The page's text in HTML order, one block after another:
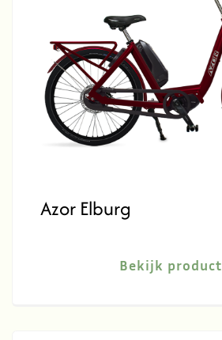
Azor Elburg
Bekijk product